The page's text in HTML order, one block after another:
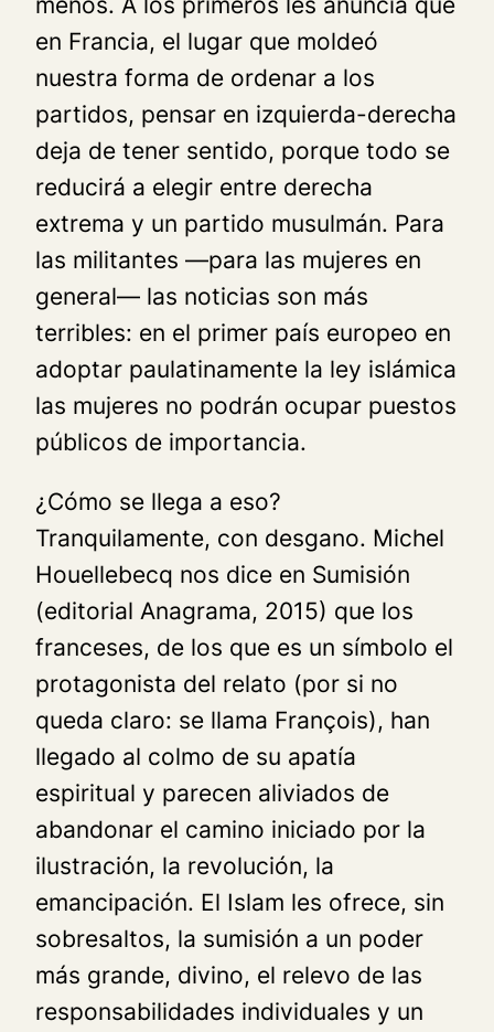
en Francia, el lugar que moldeó
nuestra forma de ordenar a los
partidos, pensar en izquierda-derecha
deja de tener sentido, porque todo se
reducirá a elegir entre derecha
extrema y un partido musulmán. Para
las militantes —para las mujeres en
general— las noticias son más
terribles: en el primer país europeo en
adoptar paulatinamente la ley islámica
las mujeres no podrán ocupar puestos
públicos de importancia.
¿Cómo se llega a eso?
Tranquilamente, con desgano. Michel
Houellebecq nos dice en Sumisión
(editorial Anagrama, 2015) que los
franceses, de los que es un símbolo el
protagonista del relato (por si no
queda claro: se llama François), han
llegado al colmo de su apatía
espiritual y parecen aliviados de
abandonar el camino iniciado por la
ilustración, la revolución, la
emancipación. El Islam les ofrece, sin
sobresaltos, la sumisión a un poder
más grande, divino, el relevo de las
responsabilidades individuales y un